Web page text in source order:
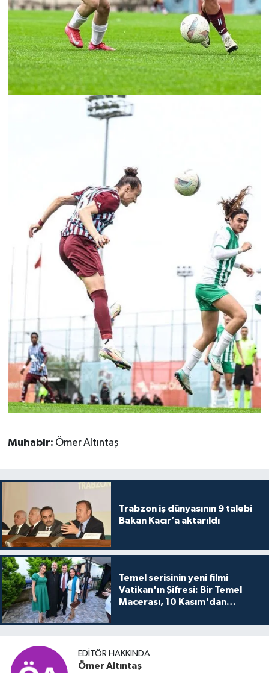
Muhabir: Ömer Altıntaş
Trabzon iş dünyasının 9 talebi
Bakan Kacır’a aktarıldı
Temel serisinin yeni filmi
Vatikan'ın Şifresi: Bir Temel
Macerası, 10 Kasım'dan
buluşuyo
EDITÖR HAKKINDA
Ömer Altıntaş